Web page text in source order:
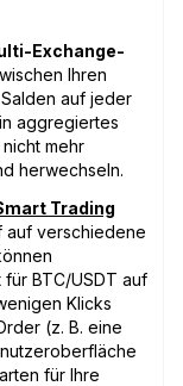
Exchange-
Ihren
auf jeder
aggregiertes
mehr
herwechseln.
Trading
auf verschiedene
BTC/USDT auf
Klicks
(z. B. eine
für Ihre